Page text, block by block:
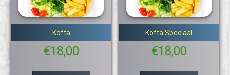
Kofta
€18,00
Kofta Speciaal
€18,00